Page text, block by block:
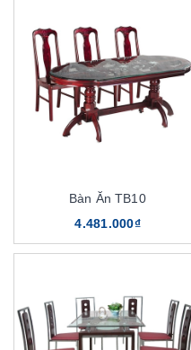
Bàn Ăn TB10
4.481.000₫